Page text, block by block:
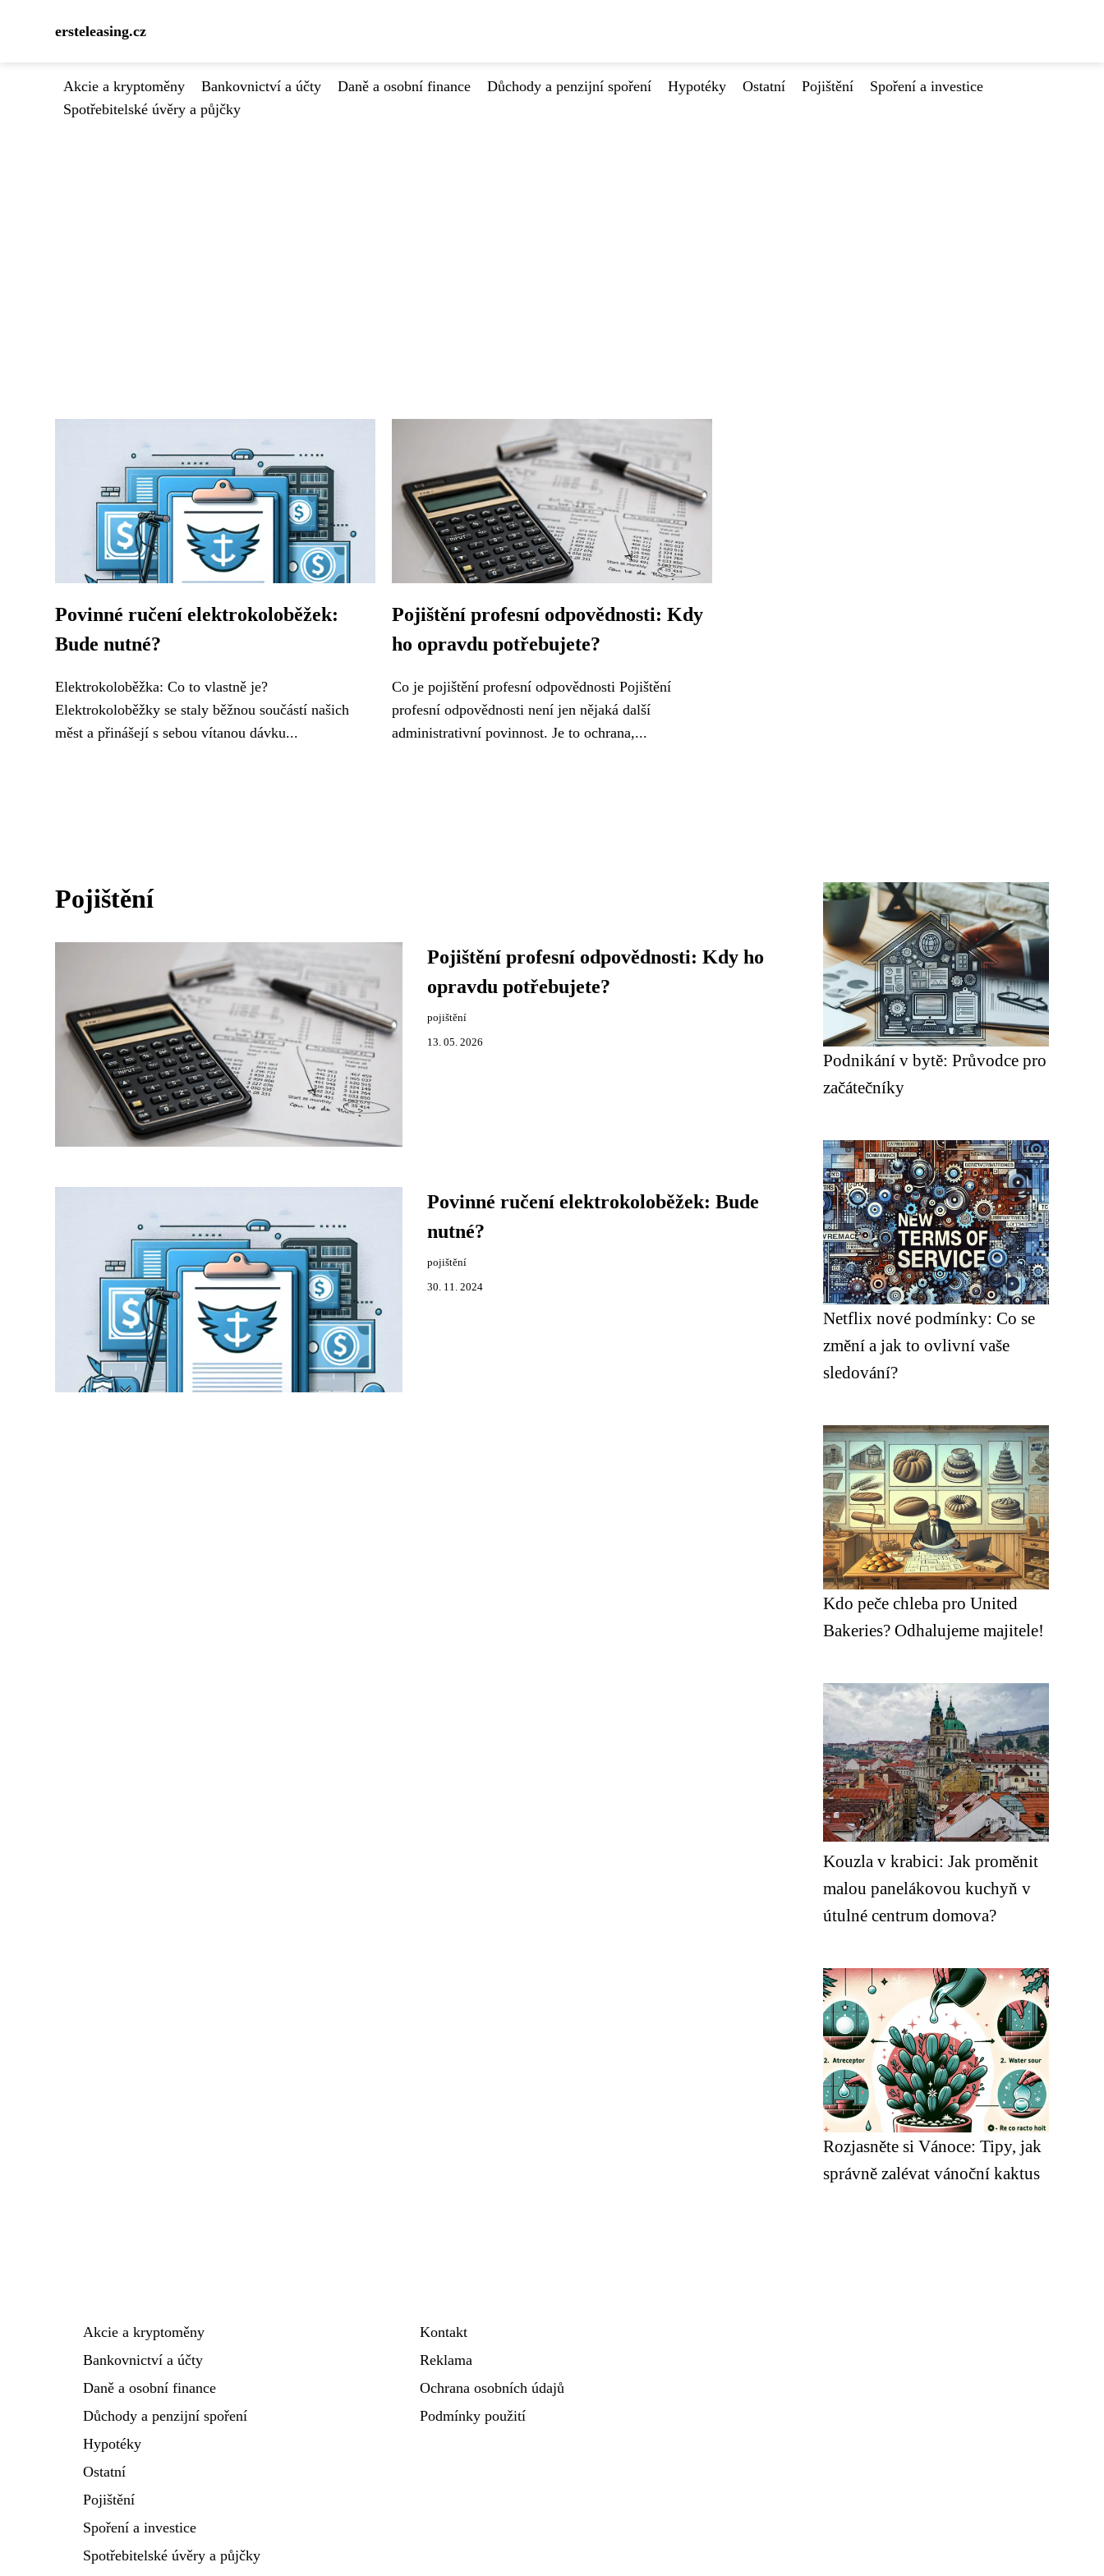
ersteleasing.cz
Akcie a kryptoměny Bankovnictví a účty Daně a osobní finance Důchody a penzijní spoření Hypotéky Ostatní Pojištění
Spoření a investice
Spotřebitelské úvěry a půjčky
Povinné ručení elektrokoloběžek:
Bude nutné?
Elektrokoloběžka: Co to vlastně je?
Elektrokoloběžky se staly běžnou součástí našich
měst a přinášejí s sebou vítanou dávku...
Pojištění profesní odpovědnosti: Kdy
ho opravdu potřebujete?
Co je pojištění profesní odpovědnosti Pojištění
profesní odpovědnosti není jen nějaká další
administrativní povinnost. Je to ochrana,...
Pojištění
Pojištění profesní odpovědnosti: Kdy ho
opravdu potřebujete?
pojištění
13. 05. 2026
Povinné ručení elektrokoloběžek: Bude
nutné?
pojištění
30. 11. 2024
Podnikání v bytě: Průvodce pro
začátečníky
Netflix nové podmínky: Co se
změní a jak to ovlivní vaše
sledování?
Kdo peče chleba pro United
Bakeries? Odhalujeme majitele!
Kouzla v krabici: Jak proměnit
malou panelákovou kuchyň v
útulné centrum domova?
Rozjasněte si Vánoce: Tipy, jak
správně zalévat vánoční kaktus
Akcie a kryptoměny
Bankovnictví a účty
Daně a osobní finance
Důchody a penzijní spoření
Hypotéky
Ostatní
Pojištění
Spoření a investice
Spotřebitelské úvěry a půjčky
Kontakt
Reklama
Ochrana osobních údajů
Podmínky použití